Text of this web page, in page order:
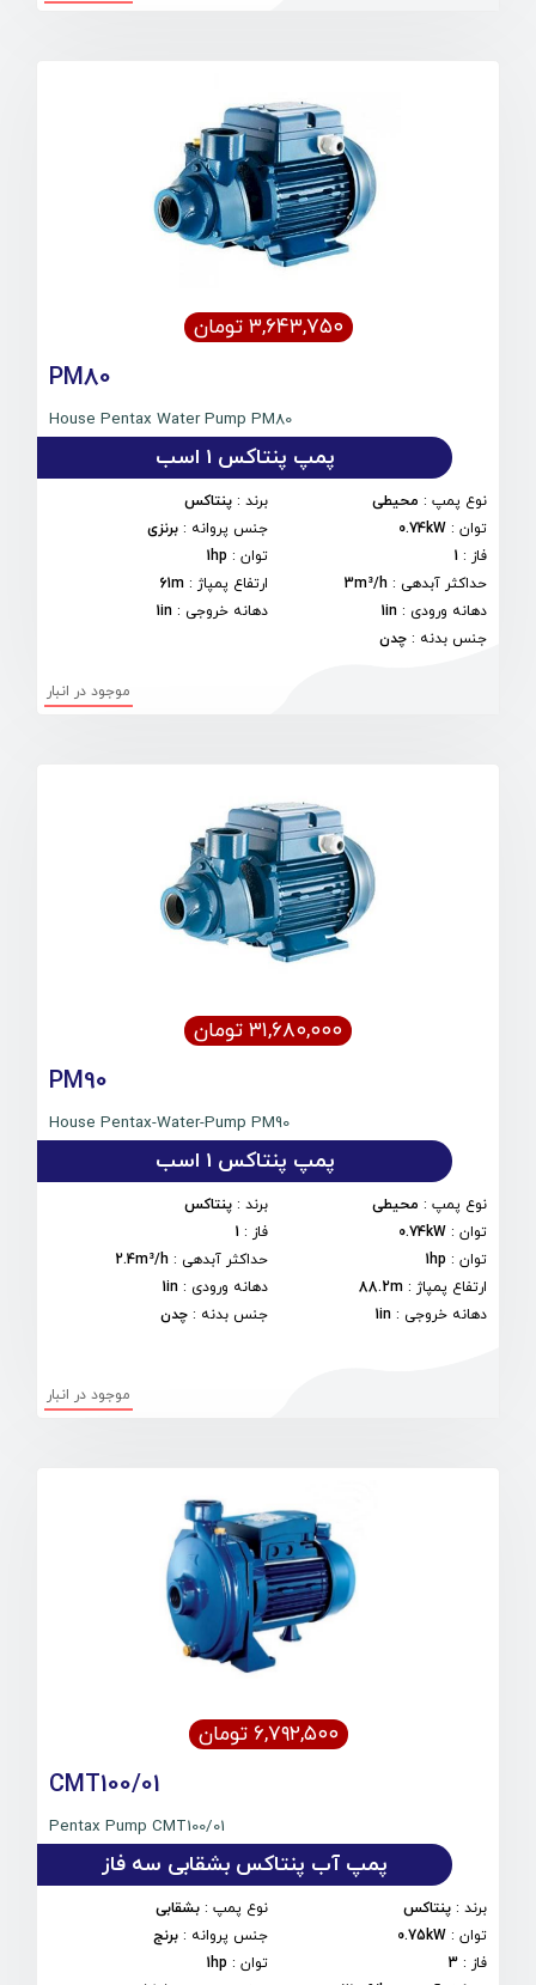
۳,۶۴۳,۷۵۰ تومان
PM80
House Pentax Water Pump PM80
پمپ پنتاکس 1 اسب
نوع پمپ : محیطی برند: پنتاکس
توان :
0.74kW جنس پروانه : برنزی
فاز :
1 توان:
1hp
حداکثر آبدهی :
3m³/h ارتفاع پمپاژ :
61m
دهانه ورودی :
1in دهانه خروجی :
1in
جنس بدنه : چدن
موجود در انبار
۳۱,۶۸۰,۰۰۰ تومان
PM90
House Pentax-Water-Pump PM90
پمپ پنتاکس 1 اسب
نوع پمپ : محیطی برند: پنتاکس
توان :
0.74kW فاز :
1
توان :
1hp حداکثر آبدهی :
2.4m³/h
ارتفاع پمپاژ :
88.2m دهانه ورودی :
1in
دهانه خروجی :
1in جنس بدنه : چدن
موجود در انبار
۶,۷۹۲,۵۰۰ تومان
CMT100/01
Pentax Pump CMT100/01
پمپ آب پنتاکس بشقابی سه فاز
برند : پنتاکس نوع پمپ: بشقابی
توان :
0.75kW جنس پروانه : برنج
فاز :
3 توان:
1hp